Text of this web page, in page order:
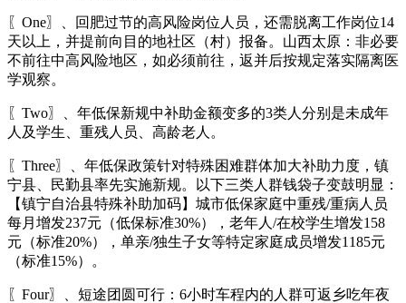
〖One〗、回肥过节的高风险岗位人员，还需脱离工作岗位14
天以上，并提前向目的地社区（村）报备。山西太原：非必要
不前往中高风险地区，如必须前往，返并后按规定落实隔离医
学观察。
〖Two〗、年低保新规中补助金额变多的3类人分别是未成年
人及学生、重残人员、高龄老人。
〖Three〗、年低保政策针对特殊困难群体加大补助力度，镇
宁县、民勤县率先实施新规。以下三类人群钱袋子变鼓明显：
【镇宁自治县特殊补助加码】城市低保家庭中重残/重病人员
每月增发237元（低保标准30%），老年人/在校学生增发158
元（标准20%），单亲/独生子女等特定家庭成员增发1185元
（标准15%）。
〖Four〗、短途团圆可行：6小时车程内的人群可返乡吃年夜